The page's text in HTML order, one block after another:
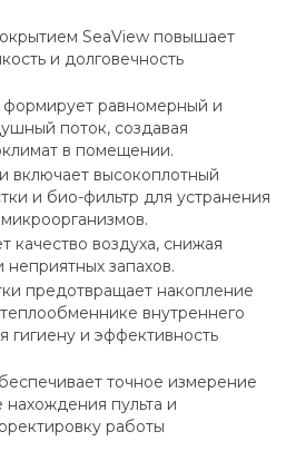
SeaView повышает
и долговечность
формирует равномерный и
поток, создавая
в помещении.
включает высокоплотный
и био-фильтр для устранения
качество воздуха, снижая
запахов.
предотвращает накопление
внутреннего
гигиену и эффективность
точное измерение
пульта и
работы